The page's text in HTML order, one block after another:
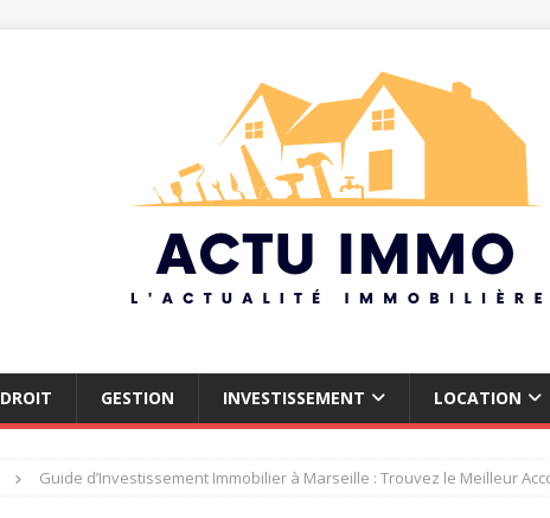
DROIT GESTION INVESTISSEMENT LOCATION
Guide d’Investissement Immobilier à Marseille : Trouvez le Meilleur